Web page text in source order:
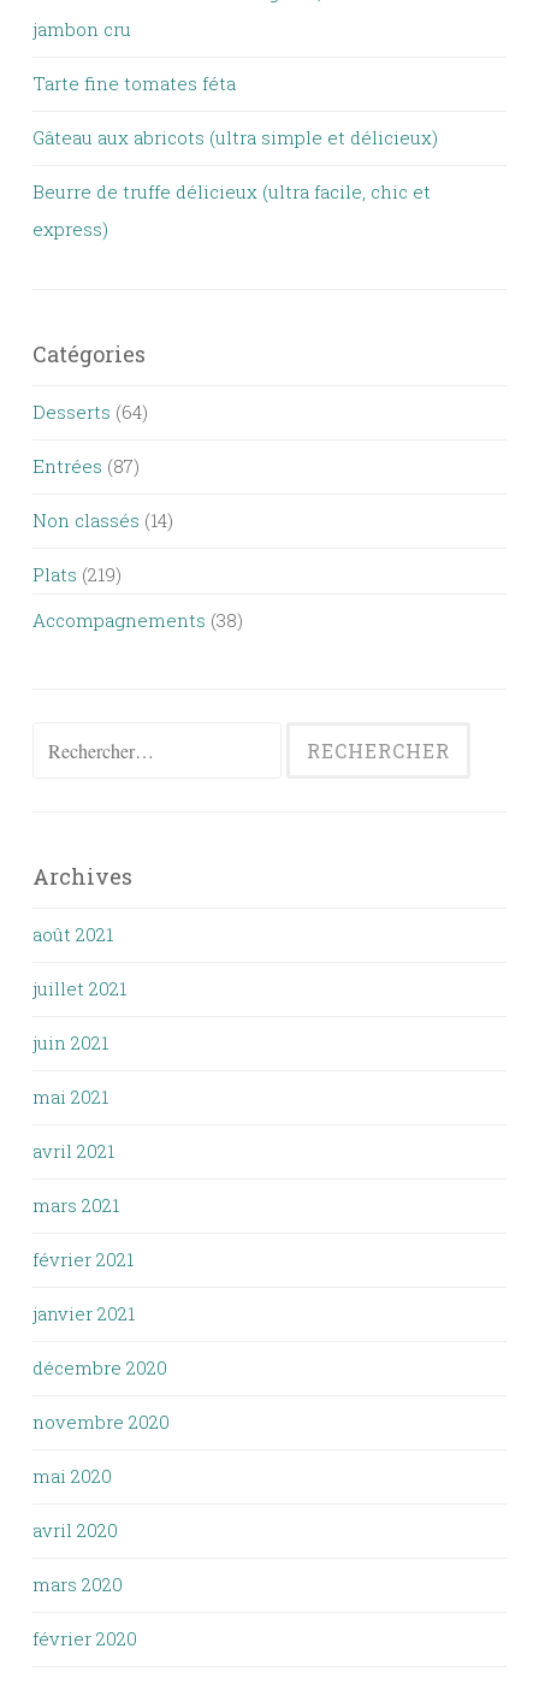
jambon cru
Tarte fine tomates féta
Gâteau aux abricots (ultra simple et délicieux)
Beurre de truffe délicieux (ultra facile, chic et
express)
Catégories
Desserts (64)
Entrées (87)
Non classés (14)
Plats (219)
Accompagnements (38)
Rechercher :
Archives
août 2021
juillet 2021
juin 2021
mai 2021
avril 2021
mars 2021
février 2021
janvier 2021
décembre 2020
novembre 2020
mai 2020
avril 2020
mars 2020
février 2020